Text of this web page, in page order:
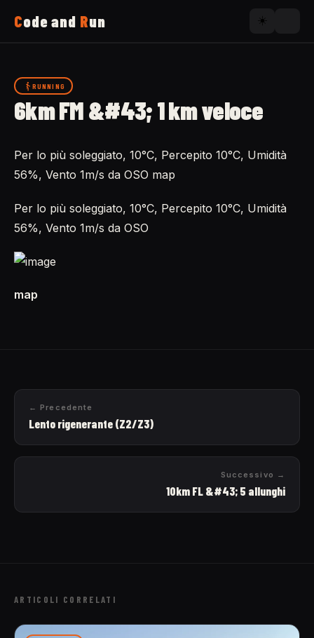
Code and Run ☀️
Running
Uses
Now
About
RUNNING
6km FM &#43; 1 km veloce
Per lo più soleggiato, 10°C, Percepito 10°C, Umidità
56%, Vento 1m/s da OSO map
Per lo più soleggiato, 10°C, Percepito 10°C, Umidità
56%, Vento 1m/s da OSO
map
← Precedente
Lento rigenerante (Z2/Z3)
Successivo →
10km FL &#43; 5 allunghi
ARTICOLI CORRELATI